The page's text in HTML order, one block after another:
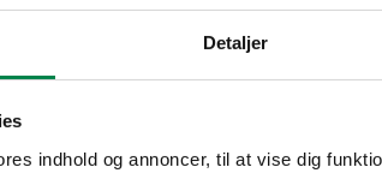
Detaljer
indhold og annoncer, til at vise dig